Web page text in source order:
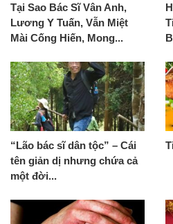
Tại Sao Bác Sĩ Vân Anh,
Lương Y Tuấn, Vẫn Miệt
Mài Cống Hiến, Mong...
“Lão bác sĩ dân tộc” – Cái
tên giản dị nhưng chứa cả
một đời...